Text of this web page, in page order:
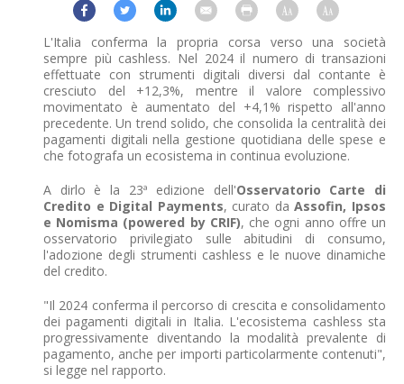
L'Italia conferma la propria corsa verso una società
sempre più cashless. Nel 2024 il numero di transazioni
effettuate con strumenti digitali diversi dal contante è
cresciuto del +12,3%, mentre il valore complessivo
movimentato è aumentato del +4,1% rispetto all'anno
precedente. Un trend solido, che consolida la centralità dei
pagamenti digitali nella gestione quotidiana delle spese e
che fotografa un ecosistema in continua evoluzione.
A dirlo è la 23ª edizione dell'Osservatorio Carte di
Credito e Digital Payments, curato daAssofin, Ipsos
e Nomisma (powered by CRIF), che ogni anno offre un
osservatorio privilegiato sulle abitudini di consumo,
l'adozione degli strumenti cashless e le nuove dinamiche
del credito.
"Il 2024 conferma il percorso di crescita e consolidamento
dei pagamenti digitali in Italia. L'ecosistema cashless sta
progressivamente diventando la modalità prevalente di
pagamento, anche per importi particolarmente contenuti",
si legge nel rapporto.